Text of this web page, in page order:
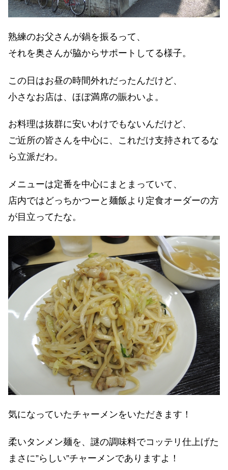
熟練のお父さんが鍋を振るって、
それを奥さんが脇からサポートしてる様子。
この日はお昼の時間外れだったんだけど、
小さなお店は、ほぼ満席の賑わいよ。
お料理は抜群に安いわけでもないんだけど、
ご近所の皆さんを中心に、これだけ支持されてるな
ら立派だわ。
メニューは定番を中心にまとまっていて、
店内ではどっちかつーと麺飯より定食オーダーの方
が目立ってたな。
気になっていたチャーメンをいただきます！
柔いタンメン麺を、謎の調味料でコッテリ仕上げた
まさに”らしい”チャーメンでありますよ！